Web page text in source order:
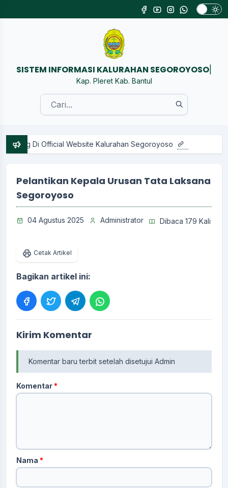
SISTEM INFORMASI KALURAHAN SEG|
Kap. Pleret Kab. Bantul
Di Official Website Kalurahan Segoroyoso
Pelantikan Kepala Urusan Tata Laksana
Segoroyoso
04 Agustus 2025 Administrator Dibaca 179 Kali
Cetak Artikel
Bagikan artikel ini:
Kirim Komentar
Komentar baru terbit setelah disetujui Admin
Komentar*
Nama *